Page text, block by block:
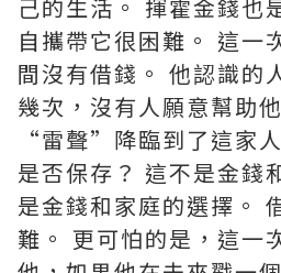
己的生活。 揮霍金錢也
自攜帶它很困難。 這一
間沒有借錢。 他認識的
幾次，沒有人願意幫助
“雷聲”降臨到了這家人
是否保存？ 這不是金錢
是金錢和家庭的選擇。
難。 更可怕的是，這一